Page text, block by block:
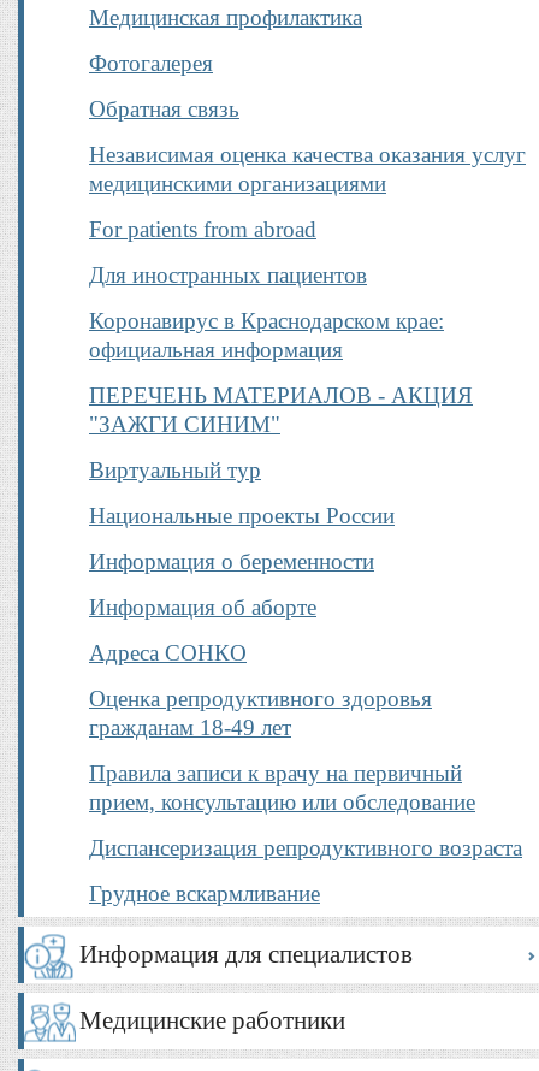
Медицинская профилактика
Фотогалерея
Обратная связь
Независимая оценка качества оказания услуг
медицинскими организациями
For patients from abroad
Для иностранных пациентов
Коронавирус в Краснодарском крае:
официальная информация
ПЕРЕЧЕНЬ МАТЕРИАЛОВ - АКЦИЯ
"ЗАЖГИ СИНИМ"
Виртуальный тур
Национальные проекты России
Информация о беременности
Информация об аборте
Адреса СОНКО
Оценка репродуктивного здоровья
гражданам 18-49 лет
Правила записи к врачу на первичный
прием, консультацию или обследование
Диспансеризация репродуктивного возраста
Грудное вскармливание
Информация для специалистов
Медицинские работники